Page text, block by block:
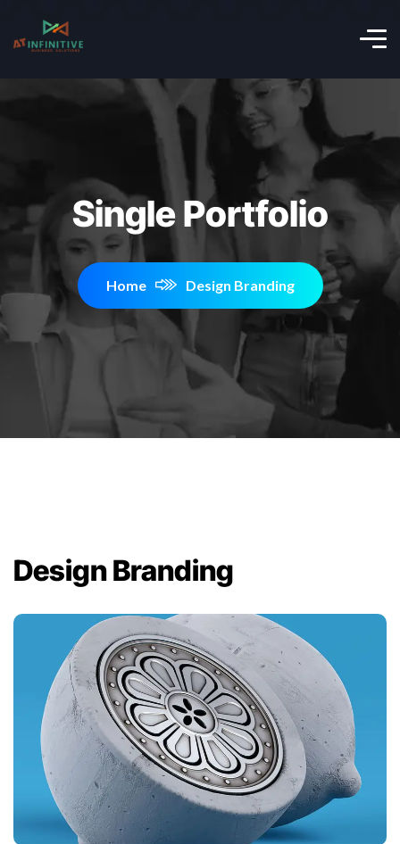
Single Portfolio
Home Design Branding
Design Branding